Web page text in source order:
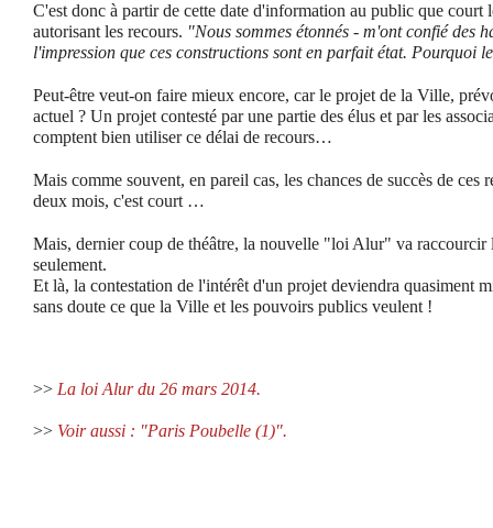
C'est donc à partir de cette date d'information au public que court
autorisant les recours. "Nous sommes étonnés - m'ont confié des
l'impression que ces constructions sont en parfait état. Pourquoi
Peut-être veut-on faire mieux encore, car le projet de la Ville,
actuel ? Un projet contesté par une partie des élus et par les
comptent bien utiliser ce délai de recours…
Mais comme souvent, en pareil cas, les chances de succès de ces
deux mois, c'est court …
Mais, dernier coup de théâtre, la nouvelle "loi Alur" va raccourcir
seulement.
Et là, la contestation de l'intérêt d'un projet deviendra quasiment
sans doute ce que la Ville et les pouvoirs publics veulent !
>> La loi Alur du 26 mars 2014.
>> Voir aussi : "Paris Poubelle (1)".